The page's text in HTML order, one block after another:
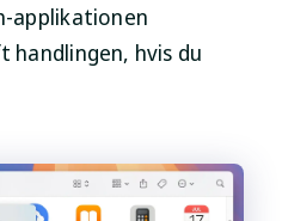
applikationen
hvis du